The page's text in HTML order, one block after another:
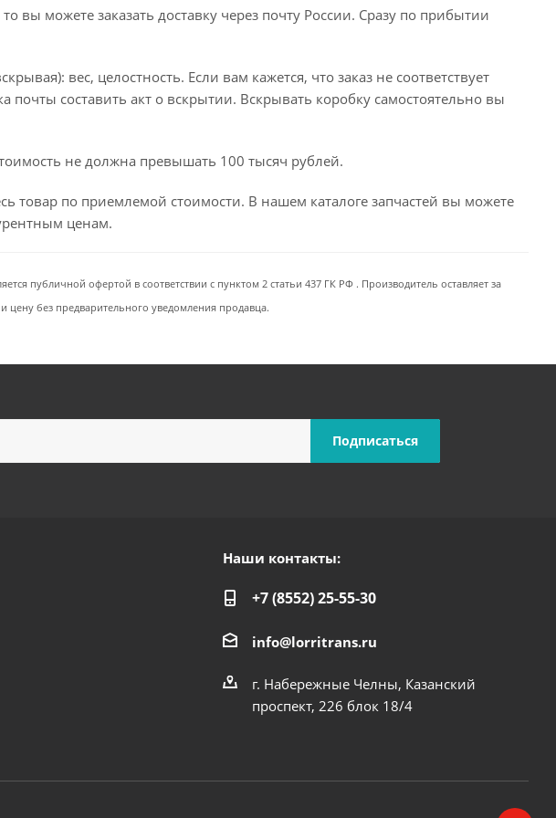
вы можете заказать доставку через почту России. Сразу по прибытии
вес, целостность. Если вам кажется, что заказ не соответствует
составить акт о вскрытии. Вскрывать коробку самостоятельно вы
не должна превышать 100 тысяч рублей.
товар по приемлемой стоимости. В нашем каталоге запчастей вы можете
ценам.
публичной офертой в соответствии с пунктом 2 статьи 437 ГК РФ . Производитель оставляет за
цену без предварительного уведомления продавца.
Наши контакты:
+7 (8552) 25-55-30
info@lorritrans.ru
г. Набережные Челны, Казанский
проспект, 226 блок 18/4